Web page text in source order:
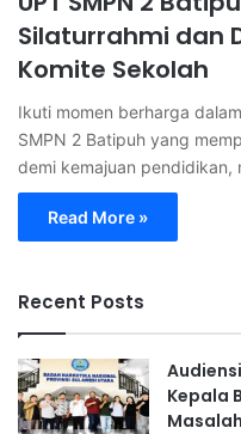
Silaturrahmi dan
Komite Sekolah
Ikuti momen berharga
SMPN 2 Batipuh yang
demi kemajuan pendidikan,
Read More »
Recent Posts
Kepala